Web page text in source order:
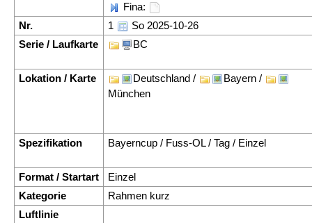
Fina:
Nr.
1
So 2025-10-26
Serie / Laufkarte
BC
Lokation / Karte Deutschland /
Bayern /
München
Spezifikation Bayerncup / Fuss-OL / Tag / Einzel
Format / Startart
Einzel
Kategorie
Rahmen kurz
Luftlinie